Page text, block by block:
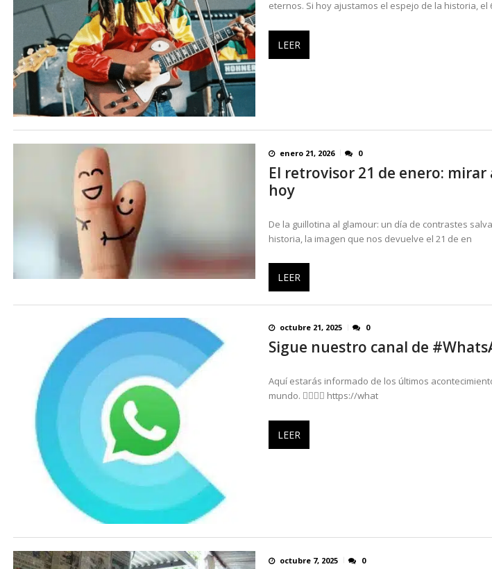
eternos. Si hoy ajustamos el espejo de la historia, el
LEER
enero 21, 2026 0
El retrovisor 21 de enero:
hoy
De la guillotina al glamour: un día de contrastes
historia, la imagen que nos devuelve el 21 de en
LEER
octubre 21, 2025 0
Sigue nuestro canal de
Aquí estarás informado de los últimos
mundo. 👉🏻👉🏻 https://what
LEER
octubre 7, 2025 0